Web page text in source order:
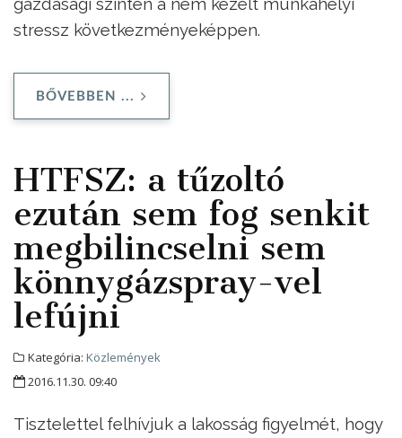
stressz következményeképpen.
BŐVEBBEN ...
HTFSZ: a tűzoltó
ezután sem fog senkit
megbilincselni sem
könnygázspray-vel
lefújni
Kategória: Közlemények
2016.11.30. 09:40
Tisztelettel felhívjuk a lakosság figyelmét, hogy